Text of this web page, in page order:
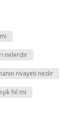
nelerdir
rivayeti nedir
fiil mi